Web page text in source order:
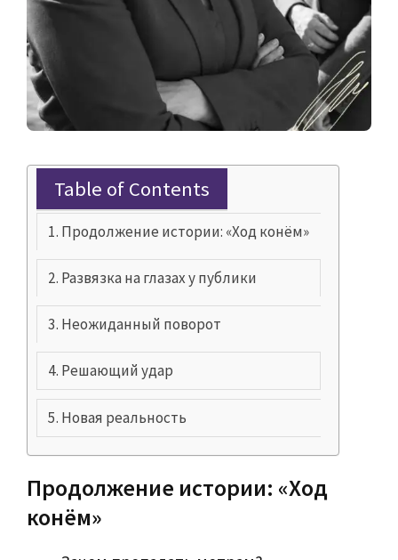
Table of Contents
Продолжение истории: «Ход конём»
Развязка на глазах у публики
Неожиданный поворот
Решающий удар
Новая реальность
Продолжение истории: «Ход
конём»